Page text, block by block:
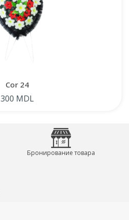
Cor 24
300 MDL
Бронирование товара